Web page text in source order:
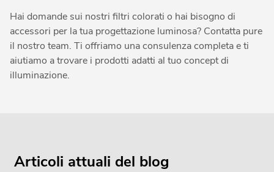
Hai domande sui nostri filtri colorati o hai bisogno di
accessori per la tua progettazione luminosa? Contatta pure
il nostro team. Ti offriamo una consulenza completa e ti
aiutiamo a trovare i prodotti adatti al tuo concept di
illuminazione.
Articoli attuali del blog